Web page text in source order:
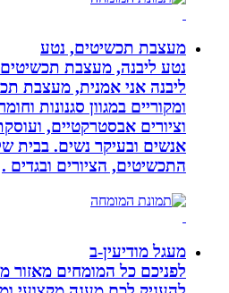
מעצבת תכשיטים, נטע
נטע ליבנה, מעצבת תכשיטים,
ליבנה אני אמנית, מעצבת
ומקוריים במגוון סגנונות
וציורים אבסטרקטיים,
אנשים ובעיקר נשים. בבית
התכשיטים, הציורים ובגדים .
מעגל מודיעין-ב
לפניכם כל המומחים מאזור